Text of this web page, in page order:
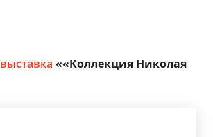
выставка ««Коллекция Николая